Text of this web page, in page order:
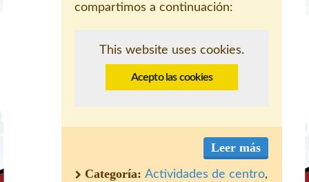
compartimos a continuación:
This website uses cookies.
Acepto las cookies
Leer más
Categoría: Actividades de centro,